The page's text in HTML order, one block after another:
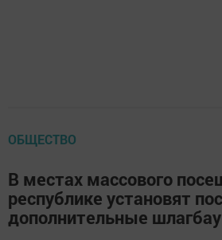
ОБЩЕСТВО
В местах массового
республике установят
дополнительные